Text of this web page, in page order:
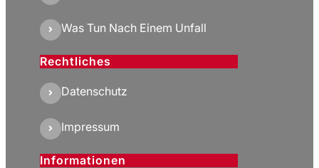
Was Tun Nach Einem Unfall
Rechtliches
Datenschutz
Impressum
Informationen